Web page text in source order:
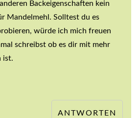
Backeigenschaften kein
Mandelmehl. Solltest du es
würde ich mich freuen
schreibst ob es dir mit mehr
ist.
ANTWORTEN